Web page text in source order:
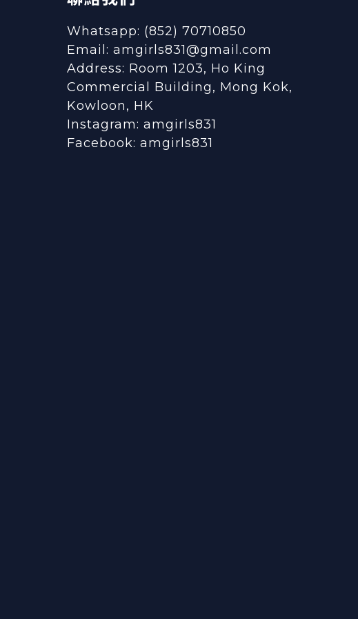
Whatsapp: (852) 70710850
Email: amgirls831@gmail.com
Address: Room 1203, Ho King
Commercial Building, Mong Kok,
Kowloon, HK
Instagram: amgirls831
Facebook: amgirls831